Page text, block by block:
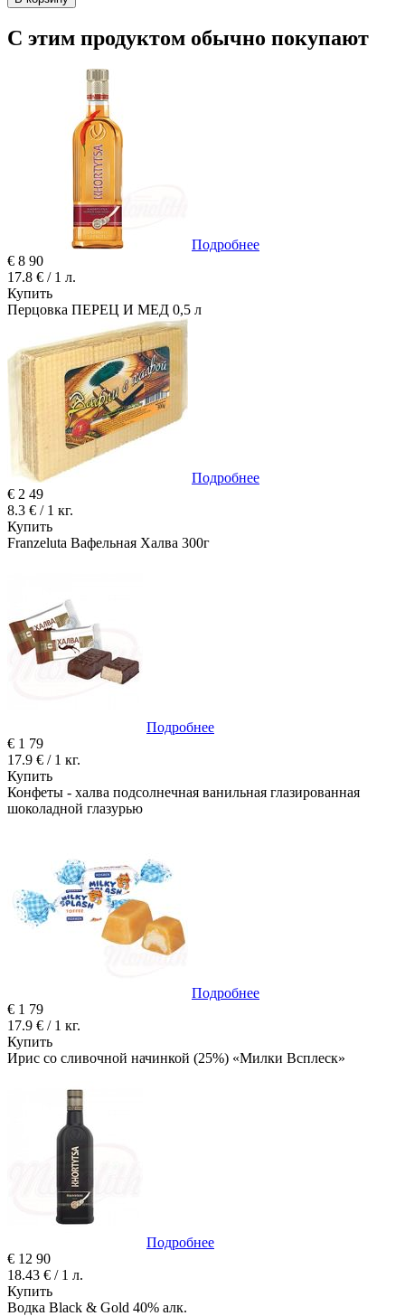
С этим продуктом обычно покупают
Подробнее
€ 8 90
17.8 € / 1 л.
Купить
Перцовка ПЕРЕЦ И МЕД 0,5 л
Подробнее
€ 2 49
8.3 € / 1 кг.
Купить
Franzeluta Вафельная Халва 300г
Подробнее
€ 1 79
17.9 € / 1 кг.
Купить
Конфеты - халва подсолнечная ванильная глазированная
шоколадной глазурью
Подробнее
€ 1 79
17.9 € / 1 кг.
Купить
Ирис со сливочной начинкой (25%) «Милки Всплеск»
Подробнее
€ 12 90
18.43 € / 1 л.
Купить
Водка Black & Gold 40% алк.